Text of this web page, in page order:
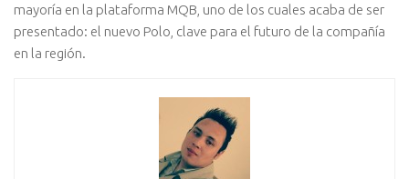
mayoría en la plataforma MQB, uno de los cuales acaba de ser
presentado: el nuevo Polo, clave para el futuro de la compañía
en la región.